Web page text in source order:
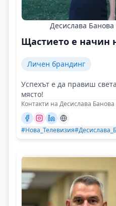
Десислава
Щастието е начин
Личен брандинг
Успехът е да правиш
място!
Контакти на Десислава
#Нова_Телевизия